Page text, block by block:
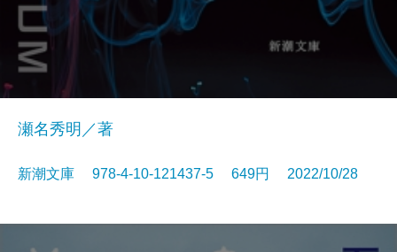
瀬名秀明／著
新潮文庫 978-4-10-121437-5 649円 2022/10/28